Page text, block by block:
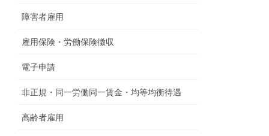
障害者雇用
雇用保険・労働保険徴収
電子申請
非正規・同一労働同一賃金・均等均衡待遇
高齢者雇用